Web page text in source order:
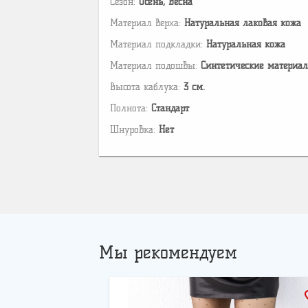
Материал верха: Натуральная лаковая кожа
Материал подкладки: Натуральная кожа
Материал подошвы: Cинтетические
Высота каблука: 3 см.
Полнота: Стандарт
Шнуровка: Нет
Мы рекомендуем